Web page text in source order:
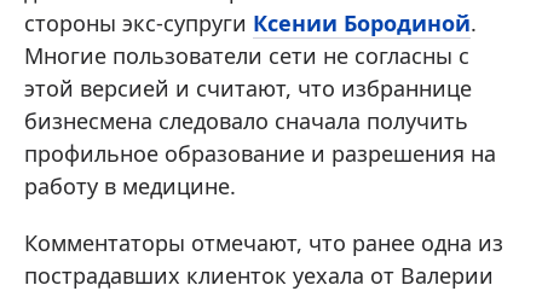
стороны экс-супруги Ксении Бородиной.
Многие пользователи сети не согласны с
этой версией и считают, что избраннице
бизнесмена следовало сначала получить
профильное образование и разрешения на
работу в медицине.
Комментаторы отмечают, что ранее одна из
пострадавших клиенток уехала от Валерии